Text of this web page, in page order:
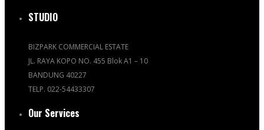
STUDIO
BIZPARK COMMERCIAL ESTATE
JL. RAYA KOPO NO. 455 Blok A1 – 10
BANDUNG 40227
TELP. 022-54433307
Our Services